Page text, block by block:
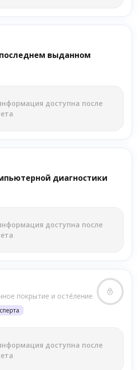
выданном
доступна после
диагностики
доступна после
покрытие и осте́ление
доступна после